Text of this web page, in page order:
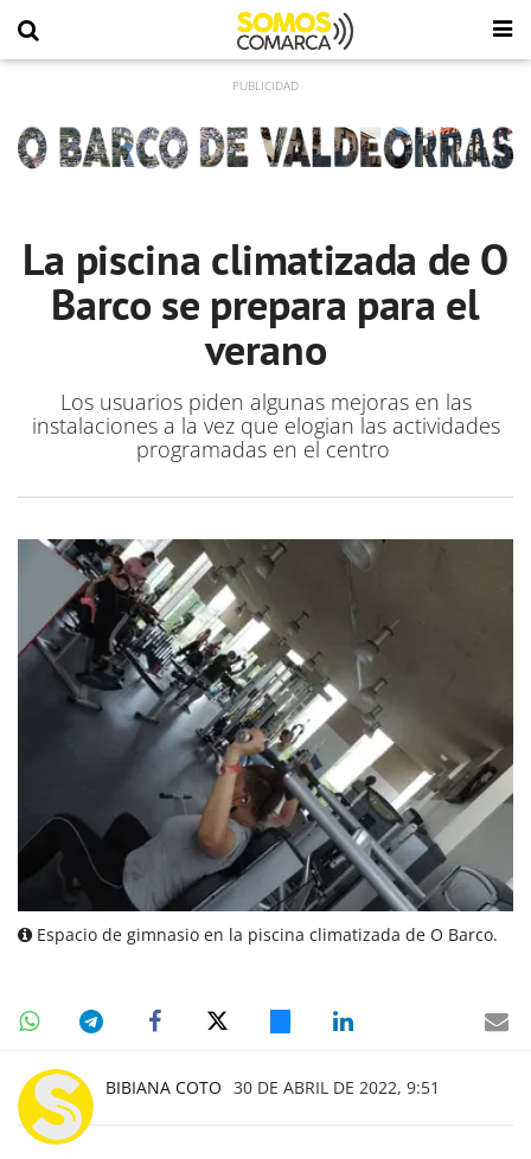
La piscina climatizada de O
Barco se prepara para el
verano
Los usuarios piden algunas mejoras en las
instalaciones a la vez que elogian las actividades
programadas en el centro
Espacio de gimnasio en la piscina climatizada de O Barco.
BIBIANA COTO 30 DE ABRIL DE 2022, 9:51